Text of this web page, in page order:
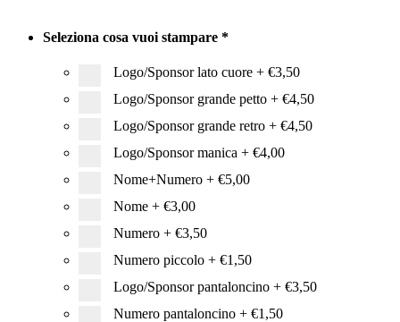
Seleziona cosa vuoi stampare *
Logo/Sponsor lato cuore + €3,50
Logo/Sponsor grande petto + €4,50
Logo/Sponsor grande retro + €4,50
Logo/Sponsor manica + €4,00
Nome+Numero + €5,00
Nome + €3,00
Numero + €3,50
Numero piccolo + €1,50
Logo/Sponsor pantaloncino + €3,50
Numero pantaloncino + €1,50